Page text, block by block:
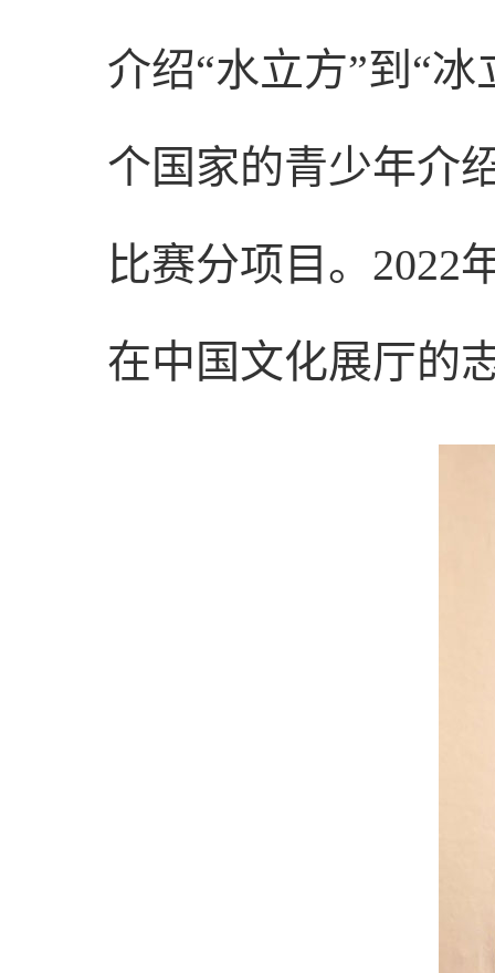
介绍“水立方”到“
个国家的青少年介
比赛分项目。2022
在中国文化展厅的